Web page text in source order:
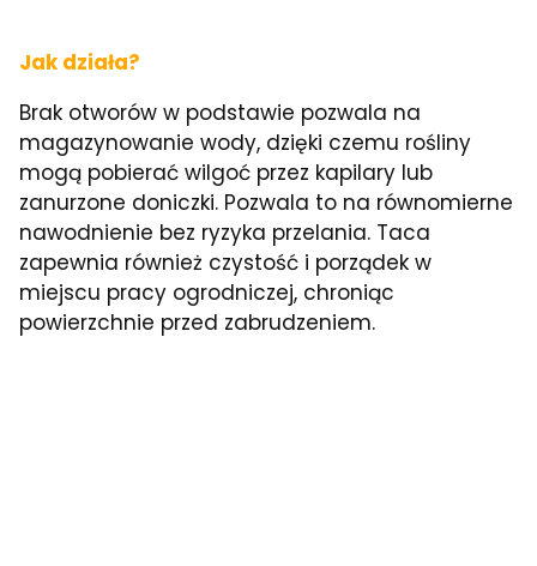
Jak działa?
Brak otworów w podstawie pozwala na
magazynowanie wody, dzięki czemu rośliny
mogą pobierać wilgoć przez kapilary lub
zanurzone doniczki. Pozwala to na równomierne
nawodnienie bez ryzyka przelania. Taca
zapewnia również czystość i porządek w
miejscu pracy ogrodniczej, chroniąc
powierzchnie przed zabrudzeniem.